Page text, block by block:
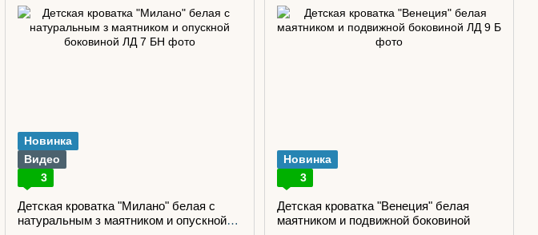
Новинка
Видео
3
Детская кроватка "Милано" белая с
натуральным з маятником и опускной
Новинка
3
Детская кроватка "Венеция" белая
маятником и подвижной боковиной